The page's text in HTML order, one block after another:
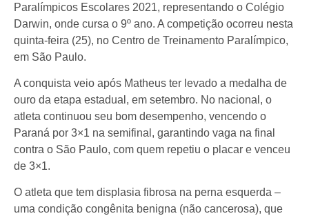
Paralímpicos Escolares 2021, representando o Colégio
Darwin, onde cursa o 9º ano. A competição ocorreu nesta
quinta-feira (25), no Centro de Treinamento Paralímpico,
em São Paulo.
A conquista veio após Matheus ter levado a medalha de
ouro da etapa estadual, em setembro. No nacional, o
atleta continuou seu bom desempenho, vencendo o
Paraná por 3×1 na semifinal, garantindo vaga na final
contra o São Paulo, com quem repetiu o placar e venceu
de 3×1.
O atleta que tem displasia fibrosa na perna esquerda –
uma condição congênita benigna (não cancerosa), que